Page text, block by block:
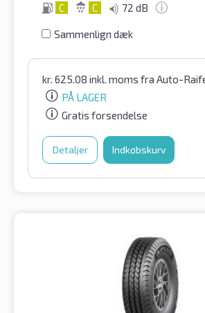
C C 72 dB
Sammenlign dæk
kr. 625.08 inkl. moms fra Auto-
PÅ LAGER
Gratis forsendelse
Detaljer Indkøbskurv